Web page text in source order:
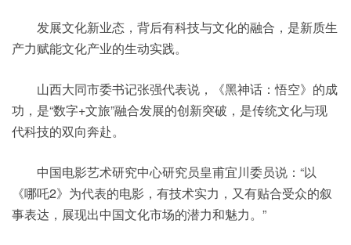
发展文化新业态，背后有科技与文化的融合，是新质生
产力赋能文化产业的生动实践。
山西大同市委书记张强代表说，《黑神话：悟空》的成
功，是“数字+文旅”融合发展的创新突破，是传统文化与现
代科技的双向奔赴。
中国电影艺术研究中心研究员皇甫宜川委员说：“以
《哪吒2》为代表的电影，有技术实力，又有贴合受众的叙
事表达，展现出中国文化市场的潜力和魅力。”